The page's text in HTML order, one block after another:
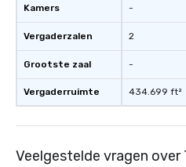
Kamers
Vergaderzalen
Grootste zaal
Vergaderruimte
-
2
-
434.699 ft²
Veelgestelde vragen over